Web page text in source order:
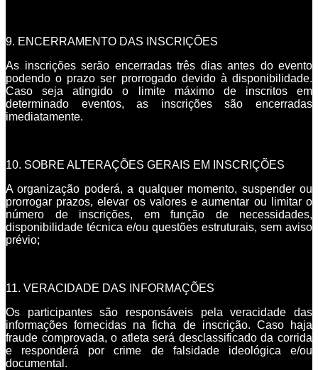
9. ENCERRAMENTO DAS INSCRIÇÕES
As inscrições serão encerradas três dias antes do evento
podendo o prazo ser prorrogado devido à disponibilidade.
Caso seja atingido o limite máximo de inscritos em
determinado eventos, as inscrições são encerradas
imediatamente.
10. SOBRE ALTERAÇÕES GERAIS EM INSCRIÇÕES
A organização poderá, a qualquer momento, suspender ou
prorrogar prazos, elevar os valores e aumentar ou limitar o
número de inscrições, em função de necessidades,
disponibilidade técnica e/ou questões estruturais, sem aviso
prévio;
11. VERACIDADE DAS INFORMAÇÕES
Os participantes são responsáveis pela veracidade das
informações fornecidas na ficha de inscrição. Caso haja
fraude comprovada, o atleta será desclassificado da corrida
e responderá por crime de falsidade ideológica e/ou
documental.